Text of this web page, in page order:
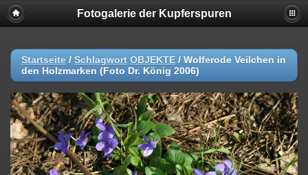
Fotogalerie der Kupferspuren
Startseite / Schlagwort OBJEKTE / Wolferode Veilchen in
den Holzmarken (Foto Dr. König 2006)